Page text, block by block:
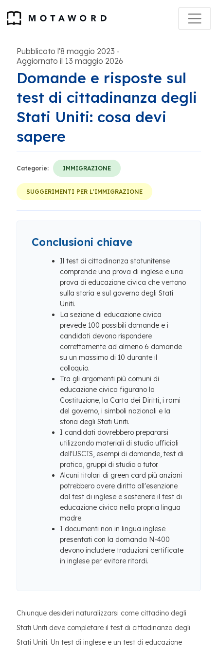
Pubblicato l'8 maggio 2023 -
Aggiornato il 13 maggio 2026
Domande e risposte sul
test di cittadinanza degli
Stati Uniti: cosa devi
sapere
Categorie: IMMIGRAZIONE
SUGGERIMENTI PER L'IMMIGRAZIONE
Conclusioni chiave
Il test di cittadinanza statunitense
comprende una prova di inglese e una
prova di educazione civica che vertono
sulla storia e sul governo degli Stati
Uniti.
La sezione di educazione civica
prevede 100 possibili domande e i
candidati devono rispondere
correttamente ad almeno 6 domande
su un massimo di 10 durante il
colloquio.
Tra gli argomenti più comuni di
educazione civica figurano la
Costituzione, la Carta dei Diritti, i rami
del governo, i simboli nazionali e la
storia degli Stati Uniti.
I candidati dovrebbero prepararsi
utilizzando materiali di studio ufficiali
dell'USCIS, esempi di domande, test di
pratica, gruppi di studio o tutor.
Alcuni titolari di green card più anziani
potrebbero avere diritto all'esenzione
dal test di inglese e sostenere il test di
educazione civica nella propria lingua
madre.
I documenti non in lingua inglese
presentati con la domanda N-400
devono includere traduzioni certificate
in inglese per evitare ritardi.
Chiunque desideri naturalizzarsi come cittadino degli
Stati Uniti deve completare il test di cittadinanza degli
Stati Uniti. Un test di inglese e un test di educazione